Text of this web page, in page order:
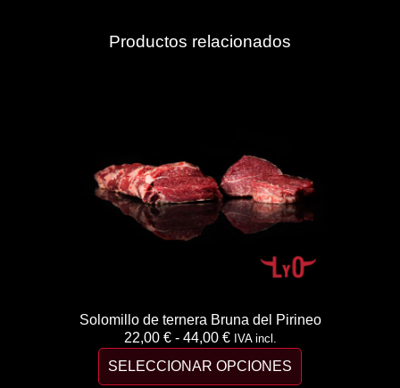
Productos relacionados
Solomillo de ternera Bruna del Pirineo
22,00 € - 44,00 € IVA incl.
SELECCIONAR OPCIONES